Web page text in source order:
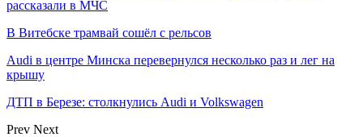
рассказали в МЧС
В Витебске трамвай сошёл с рельсов
Audi в центре Минска перевернулся несколько раз и лег на
крышу
ДТП в Березе: столкнулись Audi и Volkswagen
Prev Next